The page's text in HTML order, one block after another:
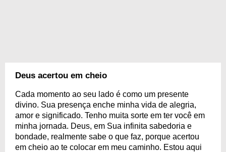
Deus acertou em cheio
Cada momento ao seu lado é como um presente
divino. Sua presença enche minha vida de alegria,
amor e significado. Tenho muita sorte em ter você em
minha jornada. Deus, em Sua infinita sabedoria e
bondade, realmente sabe o que faz, porque acertou
em cheio ao te colocar em meu caminho. Estou aqui